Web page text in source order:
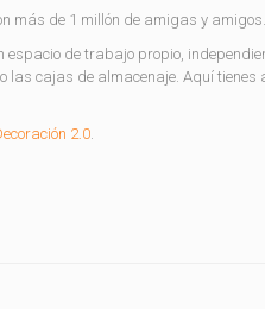
más de 1 millón de amigas y amigos.
de trabajo propio,
las cajas de almacenaje. Aquí tienes
2.0.